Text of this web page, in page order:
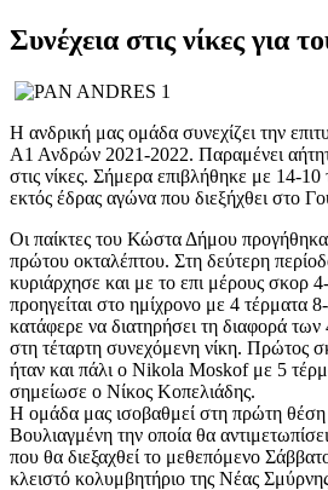
Συνέχεια στις νίκες για
Η ανδρική μας ομάδα συνεχίζει την
Α1 Ανδρών 2021-2022. Παραμένει
στις νίκες. Σήμερα επιβλήθηκε με 14-
εκτός έδρας αγώνα που διεξήχθει στο
Οι παίκτες του Κώστα Δήμου
πρώτου οκταλέπτου. Στη δεύτερη
κυριάρχησε και με το επι μέρους σκορ
προηγείται στο ημίχρονο με 4 τέρματα
κατάφερε να διατηρήσει τη διαφορά
στη τέταρτη συνεχόμενη νίκη. Πρώτος
ήταν και πάλι ο Nikola Moskof με 5
σημείωσε ο Νίκος Κοπελιάδης.
Η ομάδα μας ισοβαθμεί στη πρώτη
Βουλιαγμένη την οποία θα
που θα διεξαχθεί το μεθεπόμενο
κλειστό κολυμβητήριο της Νέας